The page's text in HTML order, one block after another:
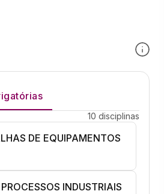
10 disciplinas
DE EQUIPAMENTOS
INDUSTRIAIS